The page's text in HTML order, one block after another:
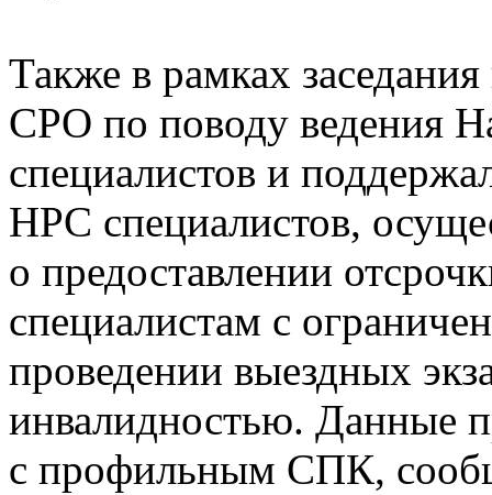
Также в рамках
СРО по поводу ведения
специалистов и
НРС специалистов,
о предоставлении
специалистам с
проведении выездных
инвалидностью. Данные
с профильным СПК,